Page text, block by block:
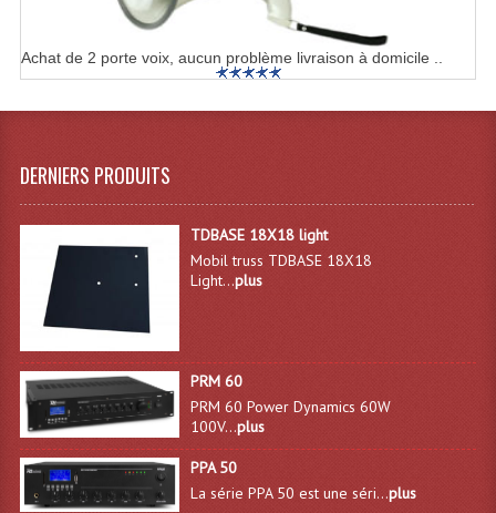
Blocs De Puissance
Chenillards Modulateurs
Consoles Éclairage DMX
Filtres Et Divers
Flexibles Lumineux Leds
Guirlandes Lumineuse
Lampes Ampoules
Ampoules - Tubes Lumière Noire Black Gun
Lampes À Décharges
Achat de 2 porte voix, aucun problème livraison à domicile ..
DERNIERS PRODUITS
TDBASE 18X18 light
Mobil truss TDBASE 18X18
Light...plus
PRM 60
PRM 60 Power Dynamics 60W
100V...plus
PPA 50
La série PPA 50 est une séri...plus